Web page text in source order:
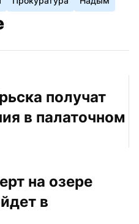
получат
в палаточном
на озере
в